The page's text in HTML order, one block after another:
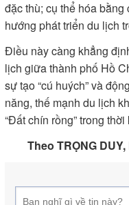
đặc thù; cụ thể hóa
hướng phát triển du lịch
Ðiều này càng khẳng
lịch giữa thành phố Hồ
sự tạo “cú huých” và
năng, thế mạnh du lịch
“Ðất chín rồng” trong
Theo TRỌNG